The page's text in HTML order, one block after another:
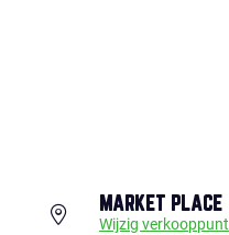
MARKET PLACE
Wijzig verkooppunt